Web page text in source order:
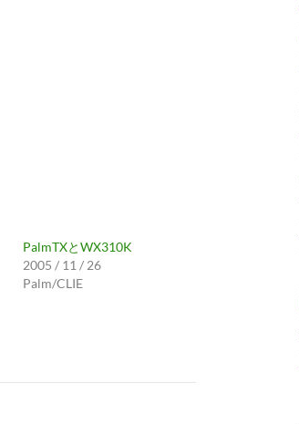
PalmTXとWX310K
2005 / 11 / 26
Palm/CLIE